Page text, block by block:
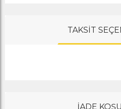
TAKSİT
İADE